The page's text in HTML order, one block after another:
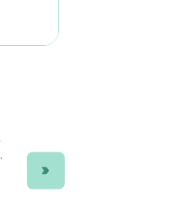
Ana L. Fernández -
10 Jun, 2026